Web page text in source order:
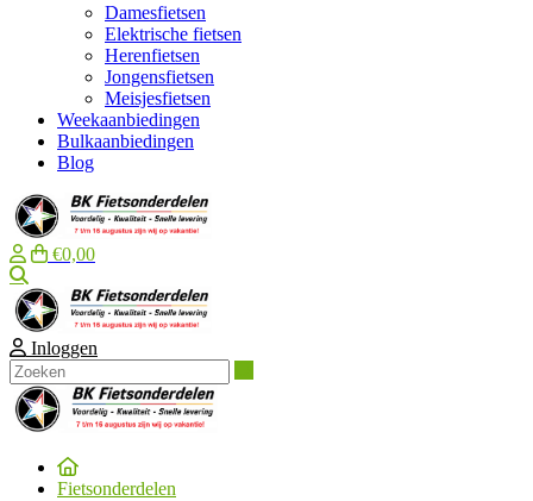
Damesfietsen
Elektrische fietsen
Herenfietsen
Jongensfietsen
Meisjesfietsen
Weekaanbiedingen
Bulkaanbiedingen
Blog
€0,00
Inloggen
Fietsonderdelen